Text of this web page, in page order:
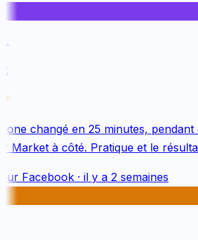
changé en 25 minutes, pendant
à côté. Pratique et le
Facebook· il y a 2 semaines